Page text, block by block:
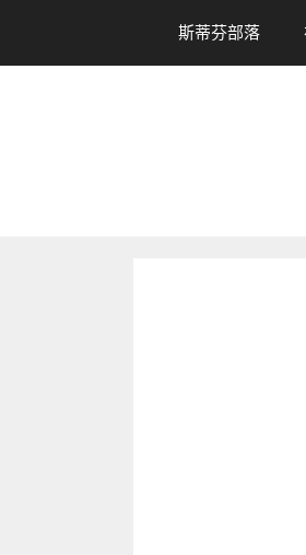
到
斯蒂芬部落